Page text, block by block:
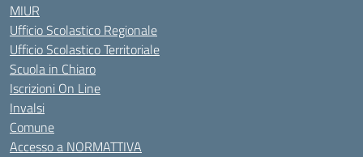
MIUR
Ufficio Scolastico Regionale
Ufficio Scolastico Territoriale
Scuola in Chiaro
Iscrizioni On Line
Invalsi
Comune
Accesso a NORMATTIVA